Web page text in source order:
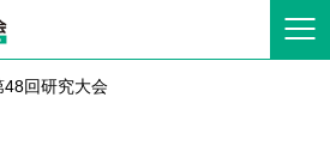
48回研究大会